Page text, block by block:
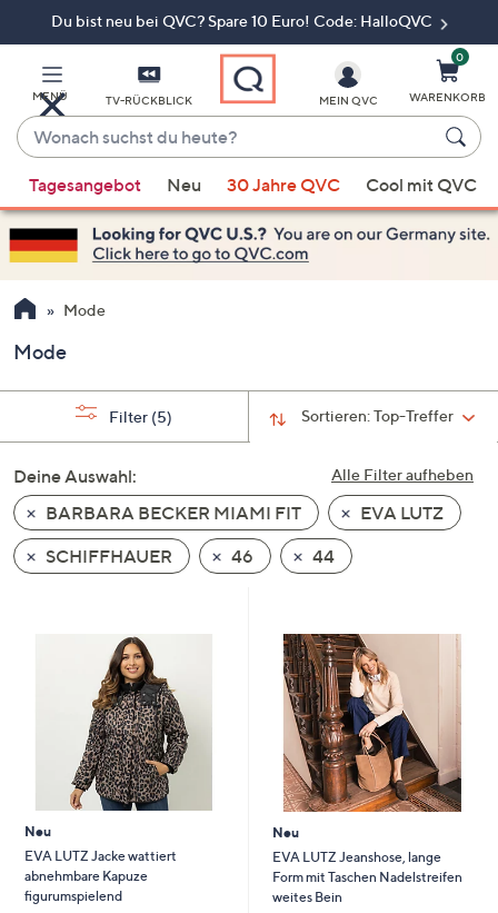
Du bist neu bei QVC? Spare 10 Euro! Code: HalloQVC
MENÜ TV-RÜCKBLICK
Wonach
suchst
du
heute?
Vorschläge
verfügbar
sind,
verwenden
Sie
Pfeiltasten
nach
und
nach
unten
oder
wischen
Sie
diese
anzuzeigen.
MEIN QVC
0
WARENKORB
Tagesangebot Neu 30 Jahre QVC Cool mit QVC
Mode
Mode
Sortieren:Top-Treffer
Filter (5)
Alle Filter aufheben
Deine Auswahl:
BARBARA BECKER MIAMI FIT
EVA LUTZ
SCHIFFHAUER
46 44
Neu
EVA LUTZ Jacke wattiert
abnehmbare Kapuze
figurumspielend
Neu
EVA LUTZ Jeanshose, lange
Form mit Taschen Nadelstreifen
weites Bein